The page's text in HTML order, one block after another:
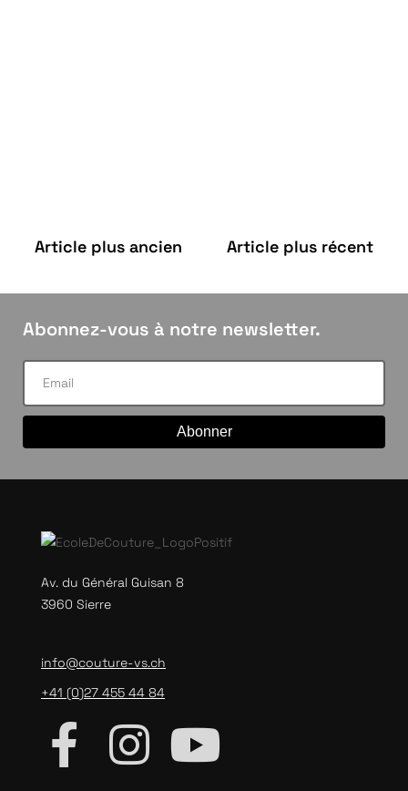
Article plus ancien Article plus récent
Abonnez-vous à notre newsletter.
Abonner
Av. du Général Guisan 8
3960 Sierre
info@couture-vs.ch
+41 (0)27 455 44 84